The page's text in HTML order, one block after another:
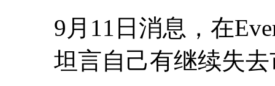
9月11日消息，在
坦言自己有继续失